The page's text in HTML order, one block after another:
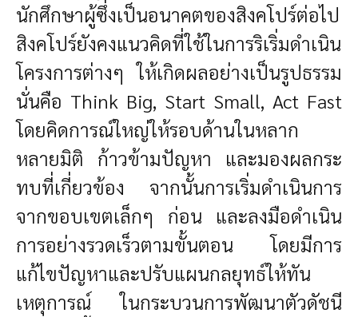
นักศึกษาผู้ซึ่งเป็นอนาคตของสิงคโปร์ต่อไป
สิงคโปร์ยังคงแนวคิดที่ใช้ในการริเริ่มดำเนิน
โครงการต่างๆ ให้เกิดผลอย่างเป็นรูปธรรม
นั่นคือ Think Big, Start Small, Act Fast
โดยคิดการณ์ใหญ่ให้รอบด้านในหลาก
หลายมิติ ก้าวข้ามปัญหา และมองผลกระ
ทบที่เกี่ยวข้อง จากนั้นการเริ่มดำเนินการ
จากขอบเขตเล็กๆ ก่อน และลงมือดำเนิน
การอย่างรวดเร็วตามขั้นตอน โดยมีการ
แก้ไขปัญหาและปรับแผนกลยุทธ์ให้ทัน
เหตุการณ์ ในกระบวนการพัฒนาตัวดัชนี